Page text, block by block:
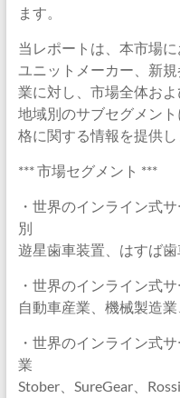
ます。
当レポートは、本市場
ユニットメーカー、新
業に対し、市場全体およ
地域別のサブセグメン
格に関する情報を提供し
*** 市場セグメント ***
・世界のインライン式
別
遊星歯車装置、はすば
・世界のインライン式
自動車産業、機械製造
・世界のインライン式
業
Stober、SureGear、